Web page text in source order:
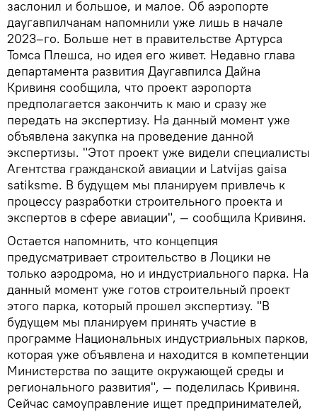
заслонил и большое, и малое. Об аэропорте
даугавпилчанам напомнили уже лишь в начале
2023–го. Больше нет в правительстве Артурса
Томса Плешса, но идея его живет. Недавно глава
департамента развития Даугавпилса Дайна
Кривиня сообщила, что проект аэропорта
предполагается закончить к маю и сразу же
передать на экспертизу. На данный момент уже
объявлена закупка на проведение данной
экспертизы. "Этот проект уже видели специалисты
Агентства гражданской авиации и Latvijas gaisa
satiksme. В будущем мы планируем привлечь к
процессу разработки строительного проекта и
экспертов в сфере авиации", — сообщила Кривиня.
Остается напомнить, что концепция
предусматривает строительство в Лоцики не
только аэродрома, но и индустриального парка. На
данный момент уже готов строительный проект
этого парка, который прошел экспертизу. "В
будущем мы планируем принять участие в
программе Национальных индустриальных парков,
которая уже объявлена и находится в компетенции
Министерства по защите окружающей среды и
регионального развития", — поделилась Кривиня.
Сейчас самоуправление ищет предпринимателей,